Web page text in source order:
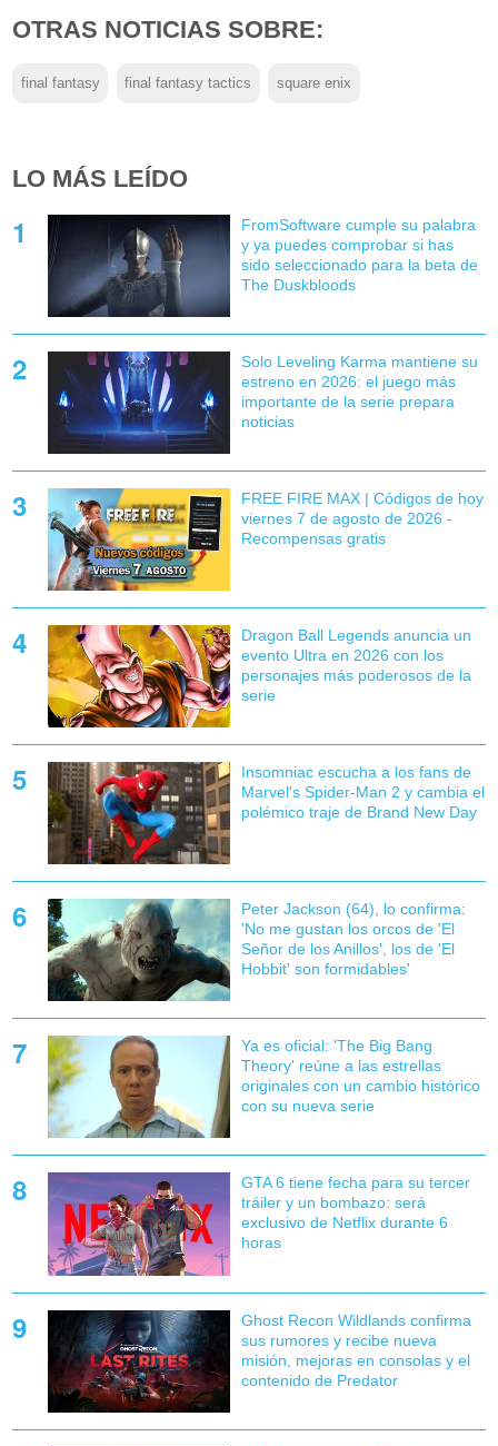
OTRAS NOTICIAS SOBRE:
final fantasy final fantasy tactics square enix
LO MÁS LEÍDO
FromSoftware cumple su palabra
y ya puedes comprobar si has
sido seleccionado para la beta de
The Duskbloods
Solo Leveling Karma mantiene su
estreno en 2026: el juego más
importante de la serie prepara
noticias
FREE FIRE MAX | Códigos de hoy
viernes 7 de agosto de 2026 -
Recompensas gratis
Dragon Ball Legends anuncia un
evento Ultra en 2026 con los
personajes más poderosos de la
serie
Insomniac escucha a los fans de
Marvel's Spider-Man 2 y cambia el
polémico traje de Brand New Day
Peter Jackson (64), lo confirma:
'No me gustan los orcos de 'El
Señor de los Anillos', los de 'El
Hobbit' son formidables'
Ya es oficial: 'The Big Bang
Theory' reúne a las estrellas
originales con un cambio histórico
con su nueva serie
GTA 6 tiene fecha para su tercer
tráiler y un bombazo: será
exclusivo de Netflix durante 6
horas
Ghost Recon Wildlands confirma
sus rumores y recibe nueva
misión, mejoras en consolas y el
contenido de Predator